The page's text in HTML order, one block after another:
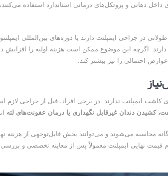
دهانی و پروتکل‌های درمانی استاندارد استفاده می‌کنند،
در جراحی ایمپلنت دارند یا دوره‌های بین‌المللی
دارند. اگرچه این موضوع ممکن است هزینه اولیه را افزایش
احتمالی را نیز بیشتر کند.
کاشت ایمپلنت ندارند. در برخی افراد، قبل از جراحی لازم
کشیدن دندان غیرقابل نگهداری یا درمان عفونت‌های لثه
محاسبه می‌شوند و می‌توانند بخش قابل‌توجهی از هزینه
قیمت نهایی ایمپلنت معمولاً پس از معاینه تخصصی و بررسی